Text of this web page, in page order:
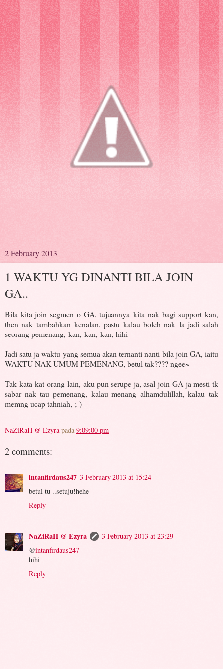
2 February 2013
1 WAKTU YG DINANTI BILA JOIN
GA..
Bila kita join segmen o GA, tujuannya kita nak bagi support kan,
then nak tambahkan kenalan, pastu kalau boleh nak la jadi salah
seorang pemenang, kan, kan, kan, hihi
Jadi satu ja waktu yang semua akan ternanti nanti bila join GA, iaitu
WAKTU NAK UMUM PEMENANG, betul tak???? ngee~
Tak kata kat orang lain, aku pun serupe ja, asal join GA ja mesti tk
sabar nak tau pemenang, kalau menang alhamdulillah, kalau tak
memng ucap tahniah, ;-)
NaZiRaH @ Ezyra pada9:09:00 pm
2 comments:
intanfirdaus247 3 February 2013 at 15:24
betul tu ..setuju!hehe
Reply
NaZiRaH @ Ezyra
3 February 2013 at 23:29
@intanfirdaus247
hihi
Reply